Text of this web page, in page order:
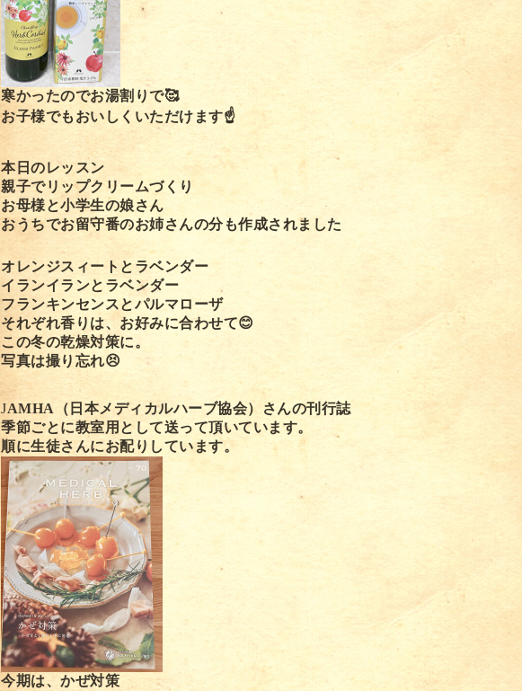
寒かったのでお湯割りで🥰
お子様でもおいしくいただけます☝️
本日のレッスン
親子でリップクリームづくり
お母様と小学生の娘さん
おうちでお留守番のお姉さんの分も作成されました
オレンジスィートとラベンダー
イランイランとラベンダー
フランキンセンスとパルマローザ
それぞれ香りは、お好みに合わせて😊
この冬の乾燥対策に。
写真は撮り忘れ😣
JAMHA（日本メディカルハーブ協会）さんの刊行誌
季節ごとに教室用として送って頂いています。
順に生徒さんにお配りしています。
今期は、かぜ対策